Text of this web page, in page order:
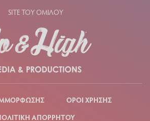
SITE ΤΟΥ ΟΜΙΛΟΥ
ΟΡΟΙ ΧΡΗΣΗΣ
ΑΠΟΡΡΗΤΟΥ